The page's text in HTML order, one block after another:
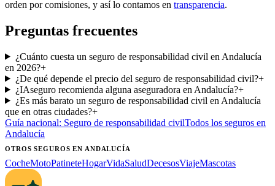
orden por comisiones, y así lo contamos en transparencia.
Preguntas frecuentes
¿Cuánto cuesta un seguro de responsabilidad civil en Andalucía
en 2026?+
¿De qué depende el precio del seguro de responsabilidad civil?+
¿IAseguro recomienda alguna aseguradora en Andalucía?+
¿Es más barato un seguro de responsabilidad civil en Andalucía
que en otras ciudades?+
Guía nacional: Seguro de responsabilidad civilTodos los seguros en
Andalucía
OTROS SEGUROSEN ANDALUCÍA
CocheMotoPatineteHogarVidaSaludDecesosViajeMascotas